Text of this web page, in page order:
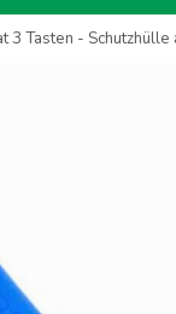
Tasten -